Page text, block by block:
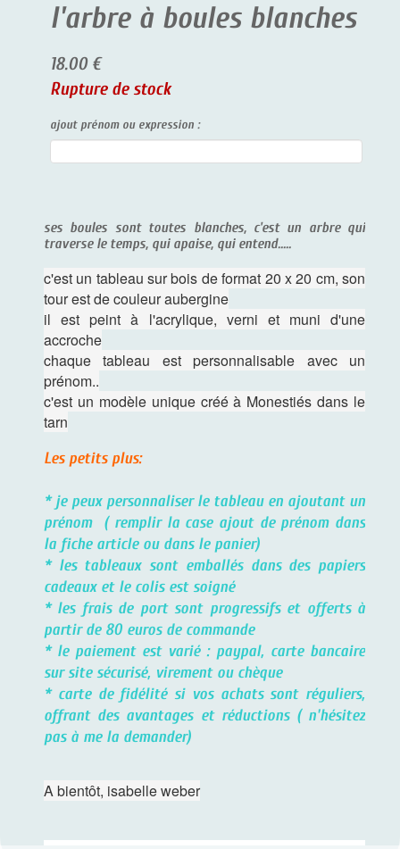
l'arbre à boules blanches
18.00 €
Rupture de stock
ajout prénom ou expression :
ses boules sont toutes blanches, c'est un arbre qui
traverse le temps, qui apaise, qui entend.....
c'est un tableau sur bois de format 20 x 20 cm, son
tour est de couleur aubergine
il est peint à l'acrylique, verni et muni d'une
accroche
chaque tableau est personnalisable avec un
prénom..
c'est un modèle unique créé à Monestiés dans le
tarn
Les petits plus:
* je peux personnaliser le tableau en ajoutant un
prénom ( remplir la case ajout de prénom dans
la fiche article ou dans le panier)
* les tableaux sont emballés dans des papiers
cadeaux et le colis est soigné
* les frais de port sont progressifs et offerts à
partir de 80 euros de commande
* le paiement est varié : paypal, carte bancaire
sur site sécurisé, virement ou chèque
* carte de fidélité si vos achats sont réguliers,
offrant des avantages et réductions ( n'hésitez
pas à me la demander)
A bientôt, isabelle weber